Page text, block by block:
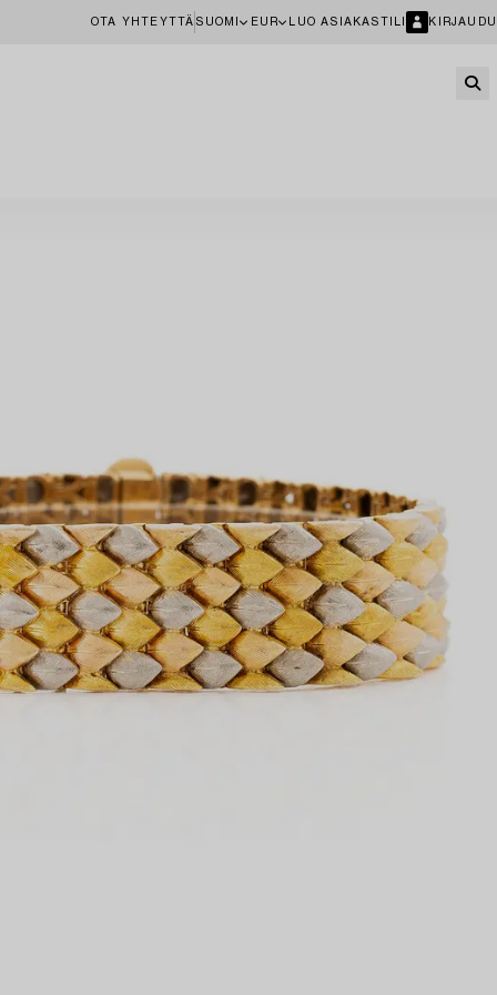
OTA YHTEYTTÄ SUOMI EUR LUO ASIAKASTILI KIRJAUDU